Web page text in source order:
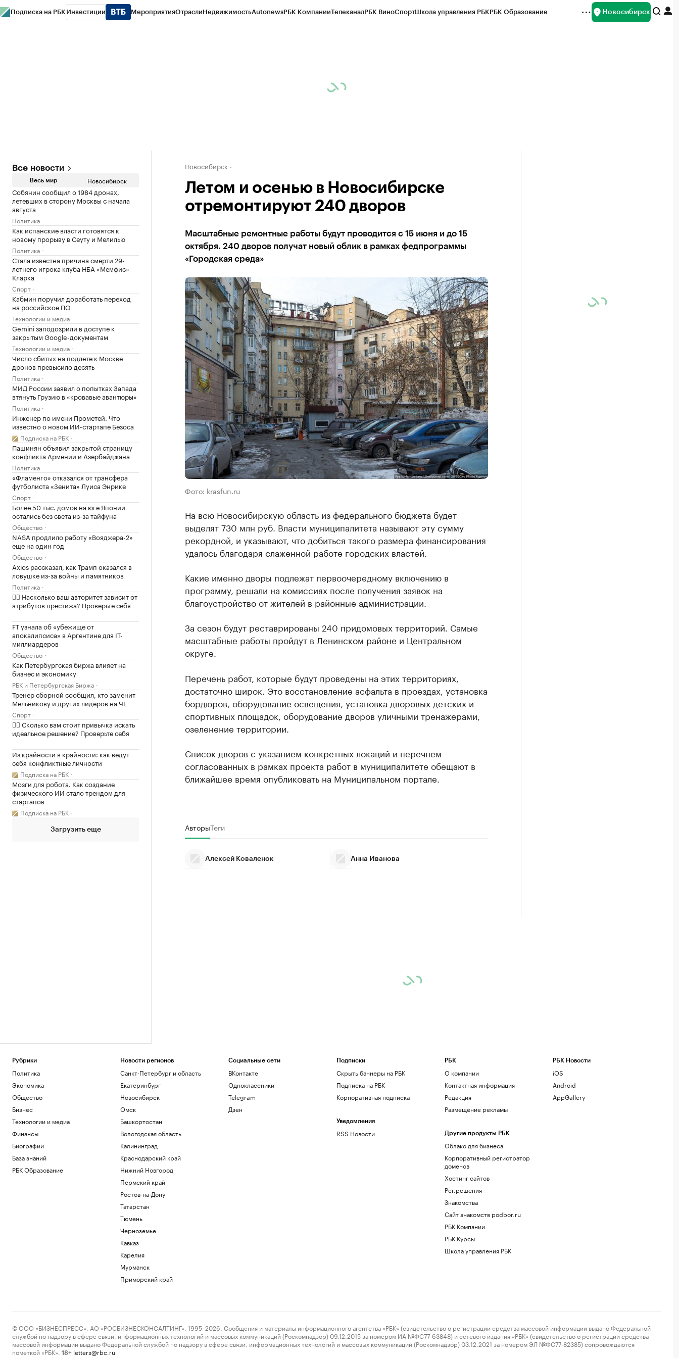
Подписка на РБК Инвестиции МероприятияОтраслиНедвижимостьAutonewsРБК КомпанииТелеканалРБК ВиноСпортШкола управления РБКРБК Образование Новосибирск
Все новости
Весь мир Новосибирск
Собянин сообщил о 1984 дронах,
летевших в сторону Москвы с начала
августа
Политика
Как испанские власти готовятся к
новому прорыву в Сеуту и Мелилью
Политика
Стала известна причина смерти 29-
летнего игрока клуба НБА «Мемфис»
Кларка
Спорт
Кабмин поручил доработать переход
на российское ПО
Технологии и медиа
Gemini заподозрили в доступе к
закрытым Google-документам
Технологии и медиа
Число сбитых на подлете к Москве
дронов превысило десять
Политика
МИД России заявил о попытках Запада
втянуть Грузию в «кровавые авантюры»
Политика
Инженер по имени Прометей. Что
известно о новом ИИ-стартапе Безоса
Подписка на РБК
Пашинян объявил закрытой страницу
конфликта Армении и Азербайджана
Политика
«Фламенго» отказался от трансфера
футболиста «Зенита» Луиса Энрике
Спорт
Более 50 тыс. домов на юге Японии
остались без света из-за тайфуна
Общество
NASA продлило работу «Вояджера-2»
еще на один год
Общество
Axios рассказал, как Трамп оказался в
ловушке из-за войны и памятников
Политика
✍🏻 Насколько ваш авторитет зависит от
атрибутов престижа? Проверьте себя
FT узнала об «убежище от
апокалипсиса» в Аргентине для IT-
миллиардеров
Общество
Как Петербургская биржа влияет на
бизнес и экономику
РБК и Петербургская Биржа
Тренер сборной сообщил, кто заменит
Мельникову и других лидеров на ЧЕ
Спорт
✍🏻 Сколько вам стоит привычка искать
идеальное решение? Проверьте себя
Из крайности в крайности: как ведут
себя конфликтные личности
Подписка на РБК
Мозги для робота. Как создание
физического ИИ стало трендом для
стартапов
Подписка на РБК
Загрузить еще
Новосибирск
Летом и осенью в Новосибирске
отремонтируют 240 дворов
Масштабные ремонтные работы будут проводится с 15 июня и до 15
октября. 240 дворов получат новый облик в рамках федпрограммы
«Городская среда»
Фото: krasfun.ru
На всю Новосибирскую область из федерального бюджета будет
выделят 730 млн руб. Власти муниципалитета называют эту сумму
рекордной, и указывают, что добиться такого размера финансирования
удалось благодаря слаженной работе городских властей.
Какие именно дворы подлежат первоочередному включению в
программу, решали на комиссиях после получения заявок на
благоустройство от жителей в районные администрации.
За сезон будут реставрированы 240 придомовых территорий. Самые
масштабные работы пройдут в Ленинском районе и Центральном
округе.
Перечень работ, которые будут проведены на этих территориях,
достаточно широк. Это восстановление асфальта в проездах, установка
бордюров, оборудование освещения, установка дворовых детских и
спортивных площадок, оборудование дворов уличными тренажерами,
озеленение территории.
Список дворов с указанием конкретных локаций и перечнем
согласованных в рамках проекта работ в муниципалитете обещают в
ближайшее время опубликовать на Муниципальном портале.
АвторыТеги
Алексей Коваленок Анна Иванова
Рубрики
Политика
Экономика
Общество
Бизнес
Технологии и медиа
Финансы
Биографии
База знаний
РБК Образование
Новости регионов
Санкт-Петербург и область
Екатеринбург
Новосибирск
Омск
Башкортостан
Вологодская область
Калининград
Краснодарский край
Нижний Новгород
Пермский край
Ростов-на-Дону
Татарстан
Тюмень
Черноземье
Кавказ
Карелия
Мурманск
Приморский край
Социальные сети
ВКонтакте
Одноклассники
Telegram
Дзен
Подписки
Скрыть баннеры на РБК
Подписка на РБК
Корпоративная подписка
Уведомления
RSS Новости
РБК
О компании
Контактная информация
Редакция
Размещение рекламы
Другие продукты РБК
Облако для бизнеса
Корпоративный регистратор
доменов
Хостинг сайтов
Рег.решения
Знакомства
Сайт знакомств podbor.ru
РБК Компании
РБК Курсы
Школа управления РБК
РБК Новости
iOS
Android
AppGallery
© ООО «БИЗНЕСПРЕСС», АО «РОСБИЗНЕСКОНСАЛТИНГ», 1995–2026. Сообщения и материалы информационного агентства «РБК» (свидетельство о регистрации средства массовой информации выдано Федеральной
службой по надзору в сфере связи, информационных технологий и массовых коммуникаций (Роскомнадзор) 09.12.2015 за номером ИА №ФС77-63848) и сетевого издания «РБК» (свидетельство о регистрации средства
массовой информации выдано Федеральной службой по надзору в сфере связи, информационных технологий и массовых коммуникаций (Роскомнадзор) 03.12.2021 за номером ЭЛ №ФС77-82385) сопровождаются
пометкой «РБК».
18+ letters@rbc.ru